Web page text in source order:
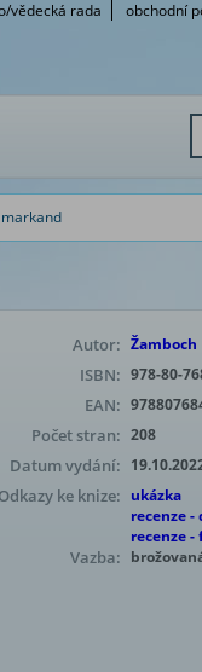
vědecká rada obchodní
Autor:
ISBN: 978-80-
EAN:
Počet stran: 208
Datum vydání:
Odkazy ke knize: ukázka
recenze -
recenze -
Vazba: